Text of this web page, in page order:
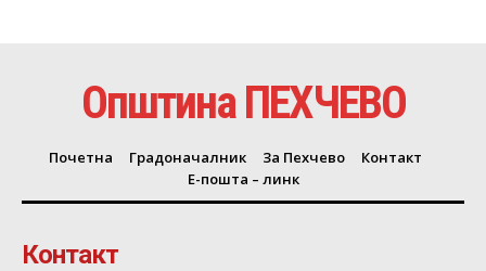
Општина ПЕХЧЕВО
Почетна Градоначалник За Пехчево
Контакт
Е-пошта – линк
Контакт